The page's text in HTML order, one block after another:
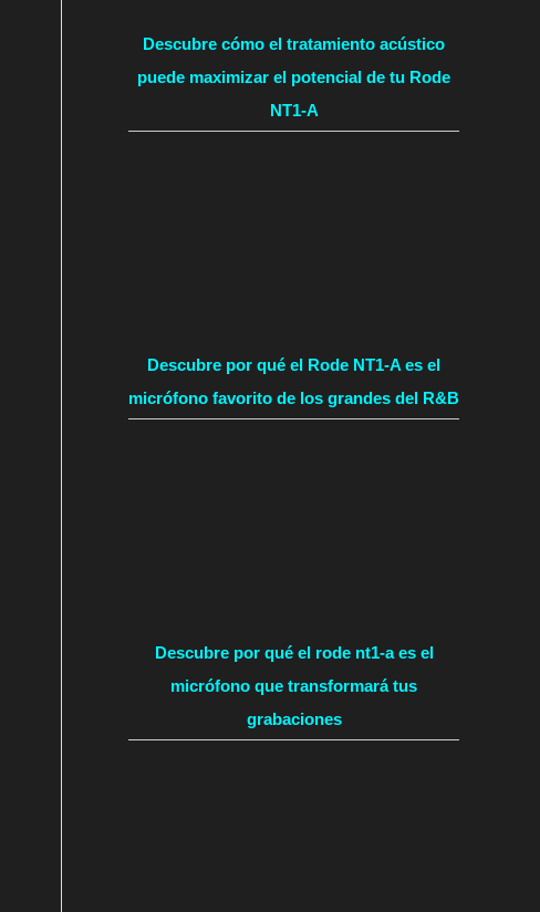
Descubre cómo el tratamiento acústico
puede maximizar el potencial de tu Rode
NT1-A
Descubre por qué el Rode NT1-A es el
micrófono favorito de los grandes del R&B
Descubre por qué el rode nt1-a es el
micrófono que transformará tus
grabaciones